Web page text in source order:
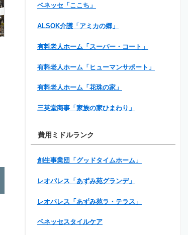
ベネッセ「ここち」
ALSOK介護「アミカの郷」
有料老人ホーム「スーパー・コート」
有料老人ホーム「ヒューマンサポート」
有料老人ホーム「花珠の家」
三英堂商事「家族の家ひまわり」
費用ミドルランク
創生事業団「グッドタイムホーム」
レオパレス「あずみ苑グランデ」
レオパレス「あずみ苑ラ・テラス」
ベネッセスタイルケア